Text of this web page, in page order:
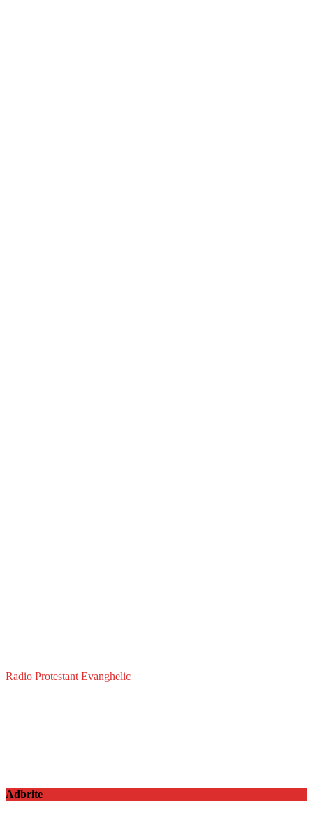
Radio Protestant Evanghelic
Adbrite